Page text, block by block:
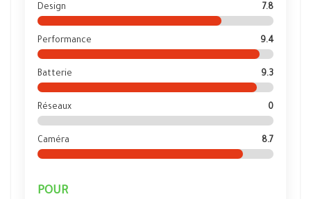
Design 7.8
Performance 9.4
Batterie 9.3
Réseaux 0
Caméra 8.7
POUR